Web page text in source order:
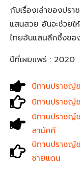
กับเรื่องเล่าของปร
แสนสวย อันจะช่วยใ
ไทยอันแสนลึกซึ้งของ
ปีที่เผยแพร่ : 2020
นิทานปราชญ์
นิทานปราชญ์
นิทานปราชญ์
สามัคคี
นิทานปราชญ์
ชายแดน